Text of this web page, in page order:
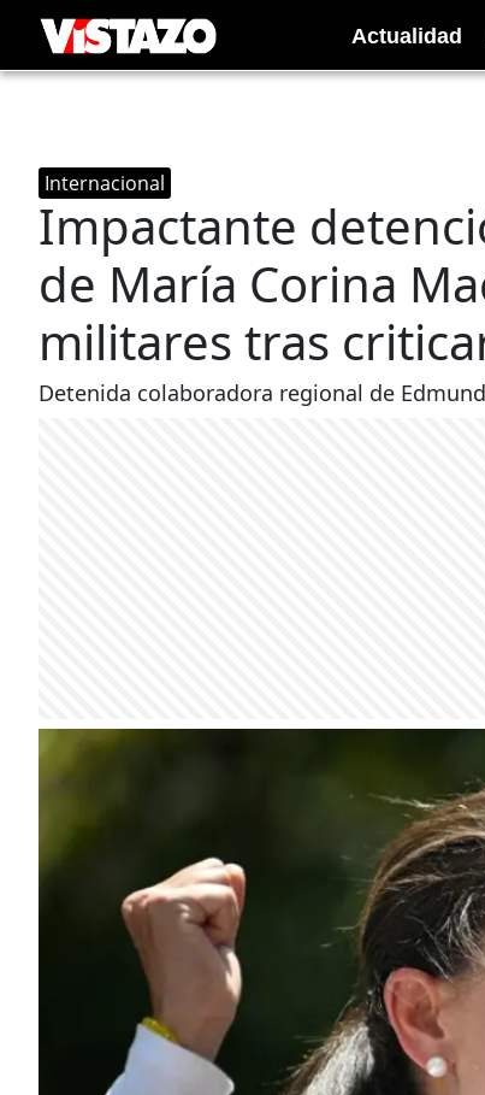
Actualidad
Internacional
Impactante
de María Corina
militares tras
Detenida colaboradora regional de